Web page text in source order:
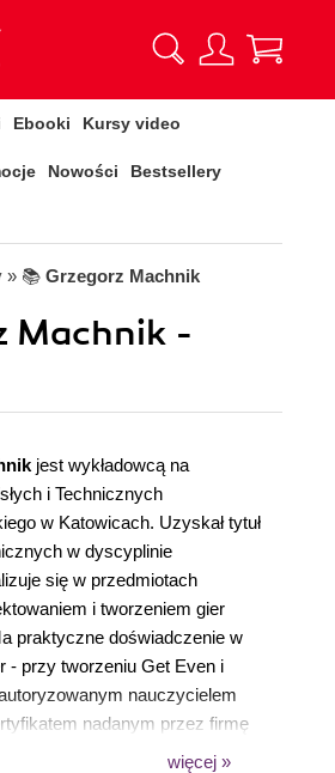
Ebooki Kursy video
Nowości Bestsellery
» 📚 Grzegorz Machnik
Machnik -
jest wykładowcą na
i Technicznych
w Katowicach. Uzyskał tytuł
w dyscyplinie
się w przedmiotach
i tworzeniem gier
praktyczne doświadczenie w
- przy tworzeniu Get Even i
nauczycielem
nadanym przez firmę
silnika. Regularnie organizuje
więcej »